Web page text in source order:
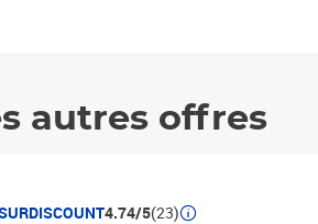
autres offres
4.74/5(23)